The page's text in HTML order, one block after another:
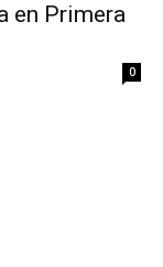
en Primera
0